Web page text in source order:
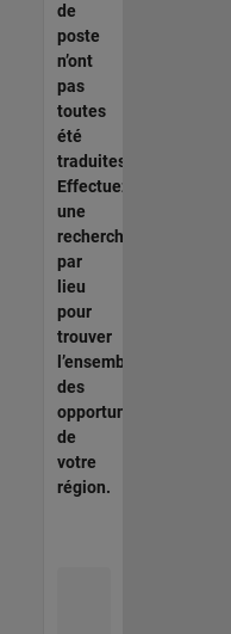
de
poste
n’ont
pas
toutes
été
traduites.
Effectuez
une
recherche
par
lieu
pour
trouver
l’ensemble
des
opportunités
de
votre
région.